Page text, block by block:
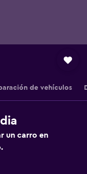
de vehículos
un carro en